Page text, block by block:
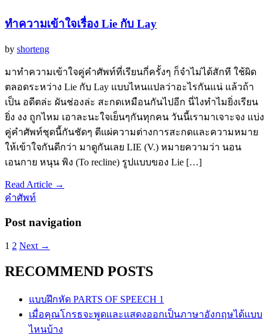
ทำความเข้าใจเรื่อง Lie กับ Lay
by shorteng
มาทำความเข้าใจคู่คำศัพท์ที่เรียนกี่ครั้งๆ ก็จำไม่ได้สักที ใช้ผิด
ตลอดระหว่าง Lie กับ Lay แบบไหนแปลว่าอะไรกันแน่ แล้วถ้า
เป็น อดีตล่ะ ผันช่องล่ะ สะกดเหมือนกันไปอีก นี่ไงทำไมยิ่งเรียน
ยิ่ง งง ถูกไหม เอาละนะใจเย็นๆกันทุกคน วันนี้เรามาเจาะจง แบ่ง
คู่คำศัพท์ชุดนี้กันชัดๆ ตีแผ่ความต่างการสะกดและความหมาย
ให้เข้าใจกันดีกว่า มาดูกันเลย LIE (V.) หมายความว่า นอน
เอนกาย หนุน พิง (To recline) รูปแบบของ Lie […]
Read Article →
คำศัพท์
Post navigation
1 2 Next →
RECOMMEND POSTS
แบบฝึกหัด PARTS OF SPEECH 1
เมื่อคุณโกรธจะพูดและแสดงออกเป็นภาษาอังกฤษได้แบบ
ไหนบ้าง